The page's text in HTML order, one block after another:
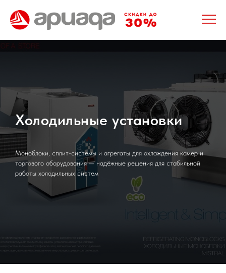
Холодильные установки
Моноблоки, сплит-системы и агрегаты для охлаждения камер и
торгового оборудования — надёжные решения для стабильной
работы холодильных систем